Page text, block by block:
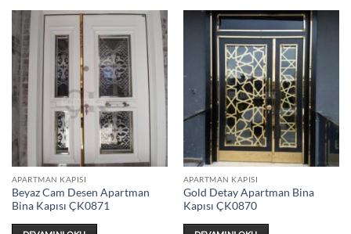
APARTMAN KAPISI
Beyaz Cam Desen Apartman
Bina Kapısı ÇK0871
APARTMAN KAPISI
Gold Detay Apartman Bina
Kapısı ÇK0870